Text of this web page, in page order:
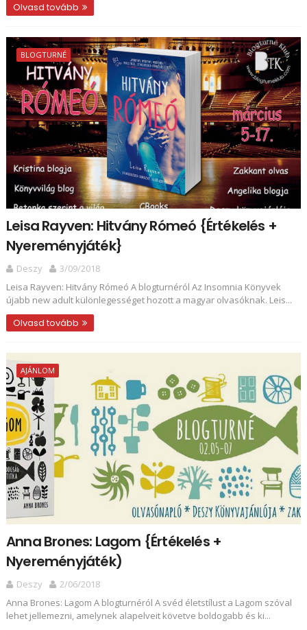
Olvasd tovább
BLOGTURNÉ
Leisa Rayven: Hitvány ​Rómeó {Értékelés +
Nyereményjáték}
Deszy
3/09/2018
Leisa Rayven: Hitvány ​Rómeó A blogturnéról Az Insomnia Könyvek
újabb new adult különlegességet hozott a magyar olvasóknak. Leis...
Olvasd tovább
AJÁNLOM
Anna Brones: Lagom {Értékelés +
Nyereményjáték)
Deszy
2/06/2018
Anna Brones: Lagom A blogturnéról A svéd életstílust a Lagom szóval
lehet jellemezni, amelynek alapelveit követve boldogabb és ki...